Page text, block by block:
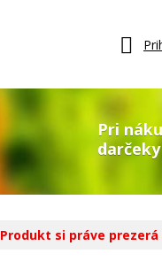
Pri
Produkt si práve prezerá